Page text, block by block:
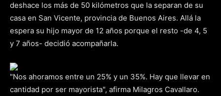
deshace los más de 50 kilómetros que la separan de su
casa en San Vicente, provincia de Buenos Aires. Allá la
espera su hijo mayor de 12 años porque el resto -de 4, 5
y 7 años- decidió acompañarla.
"Nos ahoramos entre un 25% y un 35%. Hay que llevar en
cantidad por ser mayorista", afirma Milagros Cavallaro.